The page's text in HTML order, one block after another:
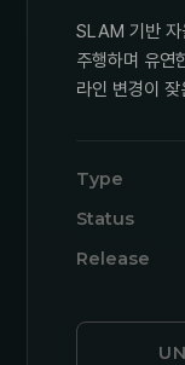
SLAM 기반 자
주행하며 유연
라인 변경이
Type
Status
Release